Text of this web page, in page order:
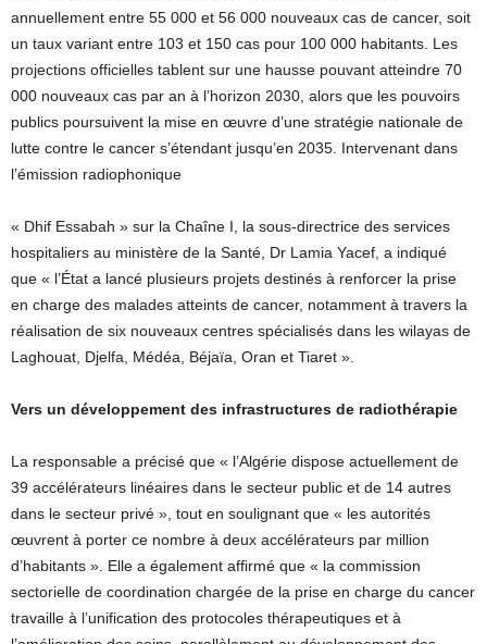
annuellement entre 55 000 et 56 000 nouveaux cas de cancer, soit
un taux variant entre 103 et 150 cas pour 100 000 habitants. Les
projections officielles tablent sur une hausse pouvant atteindre 70
000 nouveaux cas par an à l’horizon 2030, alors que les pouvoirs
publics poursuivent la mise en œuvre d’une stratégie nationale de
lutte contre le cancer s’étendant jusqu’en 2035. Intervenant dans
l’émission radiophonique
« Dhif Essabah » sur la Chaîne I, la sous-directrice des services
hospitaliers au ministère de la Santé, Dr Lamia Yacef, a indiqué
que « l’État a lancé plusieurs projets destinés à renforcer la prise
en charge des malades atteints de cancer, notamment à travers la
réalisation de six nouveaux centres spécialisés dans les wilayas de
Laghouat, Djelfa, Médéa, Béjaïa, Oran et Tiaret ».
Vers un développement des infrastructures de radiothérapie
La responsable a précisé que « l’Algérie dispose actuellement de
39 accélérateurs linéaires dans le secteur public et de 14 autres
dans le secteur privé », tout en soulignant que « les autorités
œuvrent à porter ce nombre à deux accélérateurs par million
d’habitants ». Elle a également affirmé que « la commission
sectorielle de coordination chargée de la prise en charge du cancer
travaille à l’unification des protocoles thérapeutiques et à